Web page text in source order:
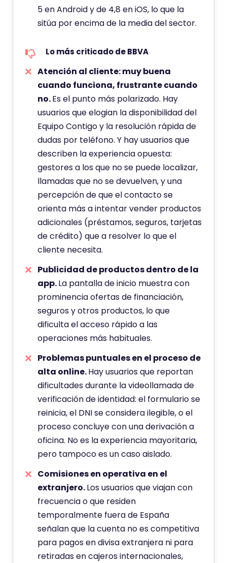
5 en Android y de 4,8 en iOS, lo que la
sitúa por encima de la media del sector.
Lo más criticado de BBVA
Atención al cliente: muy buena
cuando funciona, frustrante cuando
no.Es el punto más polarizado. Hay
usuarios que elogian la disponibilidad del
Equipo Contigo y la resolución rápida de
dudas por teléfono. Y hay usuarios que
describen la experiencia opuesta:
gestores a los que no se puede localizar,
llamadas que no se devuelven, y una
percepción de que el contacto se
orienta más a intentar vender productos
adicionales (préstamos, seguros, tarjetas
de crédito) que a resolver lo que el
cliente necesita.
Publicidad de productos dentro de la
app.La pantalla de inicio muestra con
prominencia ofertas de financiación,
seguros y otros productos, lo que
dificulta el acceso rápido a las
operaciones más habituales.
Problemas puntuales en el proceso de
alta online.Hay usuarios que reportan
dificultades durante la videollamada de
verificación de identidad: el formulario se
reinicia, el DNI se considera ilegible, o el
proceso concluye con una derivación a
oficina. No es la experiencia mayoritaria,
pero tampoco es un caso aislado.
Comisiones en operativa en el
extranjero.Los usuarios que viajan con
frecuencia o que residen
temporalmente fuera de España
señalan que la cuenta no es competitiva
para pagos en divisa extranjera ni para
retiradas en cajeros internacionales,